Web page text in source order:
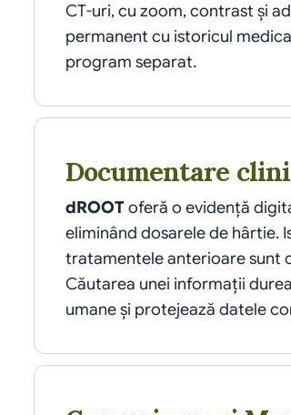
CT-uri, cu zoom, contrast și
permanent cu istoricul
program separat.
Documentare
dROOT oferă o evidență
eliminând dosarele de hârtie.
tratamentele anterioare sunt
Căutarea unei informații
umane și protejează datele